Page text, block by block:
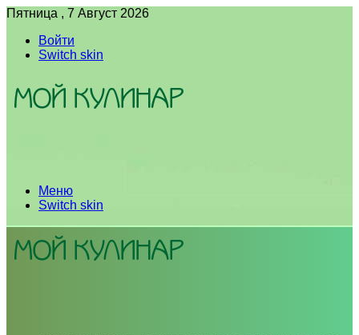
Пятница , 7 Август 2026
Войти
Switch skin
Меню
Switch skin